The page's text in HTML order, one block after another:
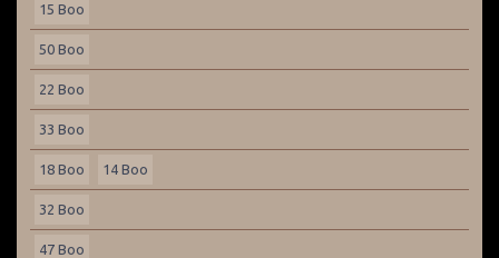
15 Boo
50 Boo
22 Boo
33 Boo
18 Boo 14 Boo
32 Boo
47 Boo